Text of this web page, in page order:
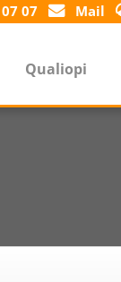
07 Mail
Qualiopi